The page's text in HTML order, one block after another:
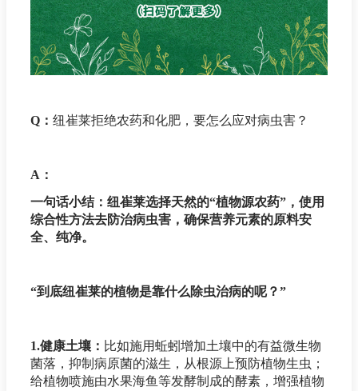
Q： 纽崔莱拒绝农药和化肥，要怎么应对病虫害？
A：
一句话小结：纽崔莱选择天然的“植物源农药”，使用
综合性方法去防治病虫害，确保营养元素的原料安
全、纯净。
“到底纽崔莱的植物是靠什么除虫治病的呢？”
1.健康土壤： 比如施用蚯蚓增加土壤中的有益微生物
菌落，抑制病原菌的滋生，从根源上预防植物生虫；
给植物喷施由水果海鱼等发酵制成的酵素，增强植物